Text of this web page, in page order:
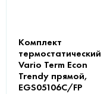
Комплект
термостатический
Vario Term Econ
Trendy прямой,
EGS05106C/FP